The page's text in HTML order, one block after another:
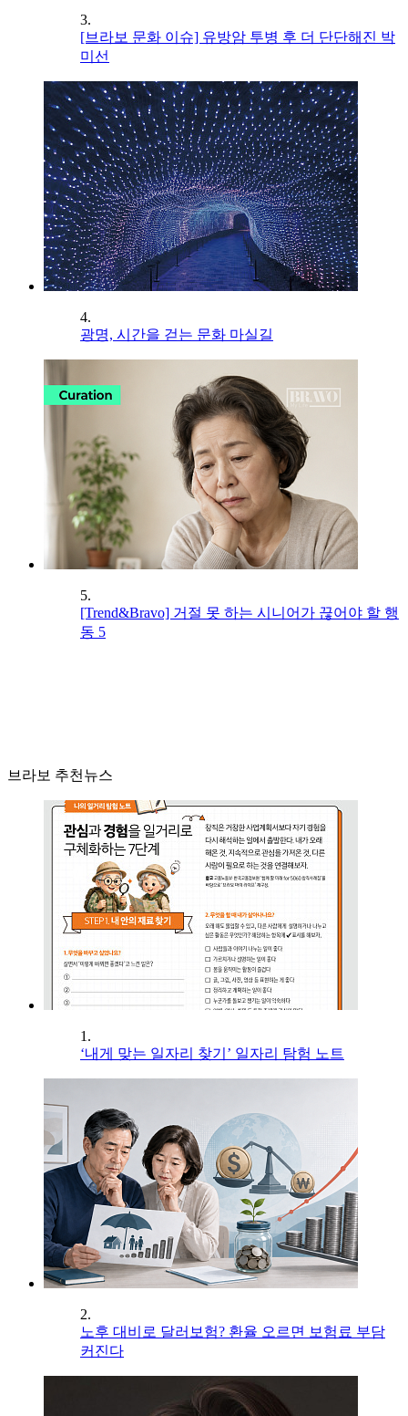
3.
[브라보 문화 이슈] 유방암 투병 후 더 단단해진 박
미선
4.
광명, 시간을 걷는 문화 마실길
5.
[Trend&Bravo] 거절 못 하는 시니어가 끊어야 할 행
동 5
브라보 추천뉴스
1.
‘내게 맞는 일자리 찾기’ 일자리 탐험 노트
2.
노후 대비로 달러보험? 환율 오르면 보험료 부담
커진다